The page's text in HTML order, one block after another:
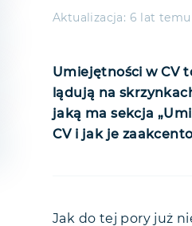
Aktualizacja: 6 lat temu
Umiejętności w CV
lądują na
jaką ma sekcja
CV i jak je
Czy
Jak do tej pory już